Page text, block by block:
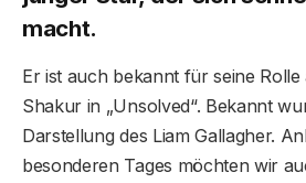
macht.
Er ist auch bekannt für seine
Shakur in „Unsolved“. Bekannt
Darstellung des Liam Gallagher.
besonderen Tages möchten wir